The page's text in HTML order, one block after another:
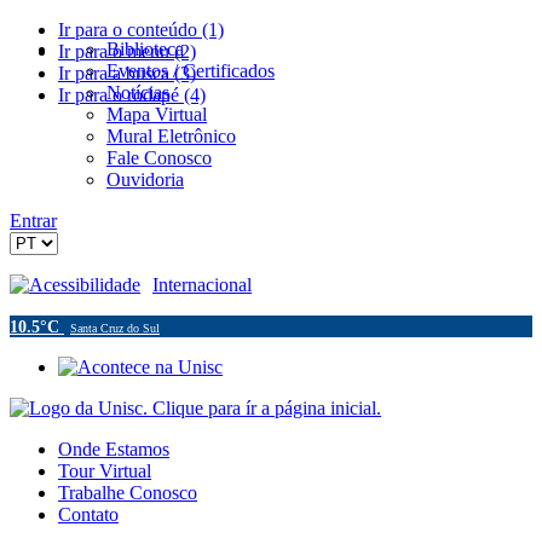
Ir para o conteúdo (1)
Ir para o menu (2)
Ir para a busca (3)
Ir para o rodapé (4)
Biblioteca
Eventos / Certificados
Notícias
Mapa Virtual
Mural Eletrônico
Fale Conosco
Ouvidoria
Entrar
Acessibilidade Internacional
10.5°C Santa Cruz do Sul
Onde Estamos
Tour Virtual
Trabalhe Conosco
Contato